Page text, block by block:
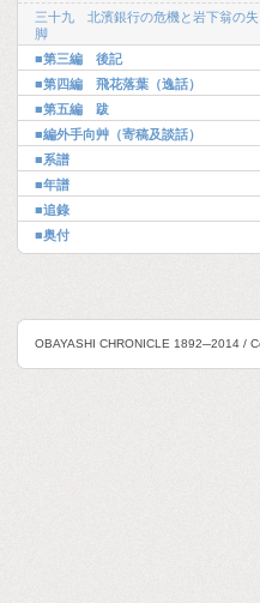
三十九 北濱銀行の危機と岩下翁の失
脚
■第三編 後記
■第四編 飛花落葉（逸話）
■第五編 跋
■編外手向艸（寄稿及談話）
■系譜
■年譜
■追錄
■奥付
OBAYASHI CHRONICLE 1892─2014 /